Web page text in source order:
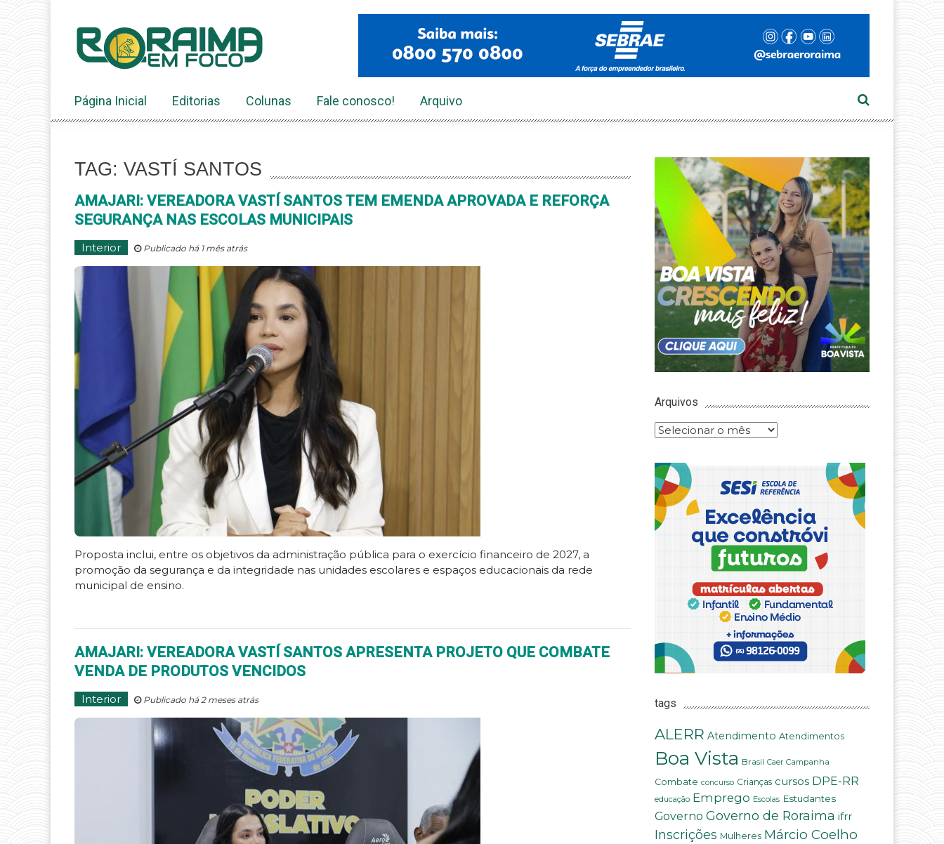
conteúdo
Página Inicial Editorias Colunas Fale conosco! Arquivo
TAG: VASTÍ SANTOS
AMAJARI: VEREADORA VASTÍ SANTOS TEM EMENDA APROVADA E REFORÇA
SEGURANÇA NAS ESCOLAS MUNICIPAIS
Interior Publicado há 1 mês atrás
Proposta inclui, entre os objetivos da administração pública para o exercício financeiro de 2027, a
promoção da segurança e da integridade nas unidades escolares e espaços educacionais da rede
municipal de ensino.
AMAJARI: VEREADORA VASTÍ SANTOS APRESENTA PROJETO QUE COMBATE
VENDA DE PRODUTOS VENCIDOS
Interior Publicado há 2 meses atrás
Arquivos
Arquivos
tags
ALERR Atendimento Atendimentos
Boa Vista Brasil Caer Campanha
Combate concurso Crianças cursos DPE-RR
educação Emprego Escolas Estudantes
Governo Governo de Roraima ifrr
Inscrições Mulheres Márcio Coelho